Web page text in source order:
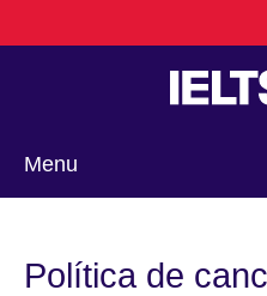
ao
Menu
língua
Política de